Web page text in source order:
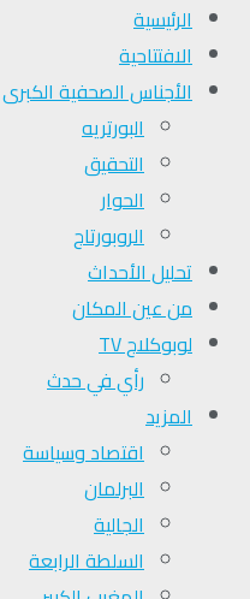
الرئيسية
الافتتاحية
الأجناس الصحفية الكبرى
البورتريه
التحقیق
الحوار
الروبورتاج
تحلیل الأحداث
من عين المكان
لوبوكلاج TV
رأي في حدث
المزيد
اقتصاد وسياسة
البرلمان
الجالية
السلطة الرابعة